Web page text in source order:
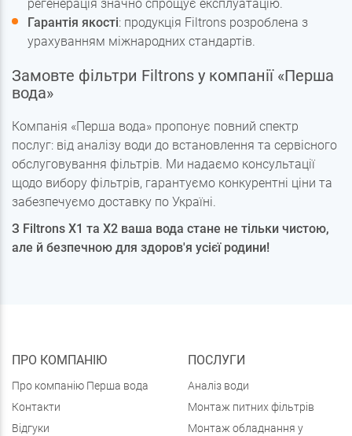
регенерація значно спрощує експлуатацію.
Гарантія якості: продукція Filtrons розроблена з
урахуванням міжнародних стандартів.
Замовте фільтри Filtrons у компанії «Перша
вода»
Компанія «Перша вода» пропонує повний спектр
послуг: від аналізу води до встановлення та сервісного
обслуговування фільтрів. Ми надаємо консультації
щодо вибору фільтрів, гарантуємо конкурентні ціни та
забезпечуємо доставку по Україні.
З Filtrons X1 та X2 ваша вода стане не тільки чистою,
але й безпечною для здоров'я усієї родини!
ПРО КОМПАНІЮ
Про компанію Перша вода
Контакти
Відгуки
ПОСЛУГИ
Аналіз води
Монтаж питних фільтрів
Монтаж обладнання у